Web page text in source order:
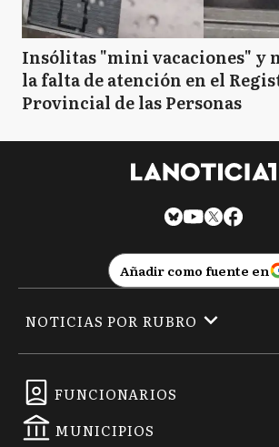
Insólitas "mini vacaciones" y
la falta de atención en el
Provincial de las Personas
Añadir como fuente en
FUNCIONARIOS
MUNICIPIOS
NOTICIAS POR RUBRO